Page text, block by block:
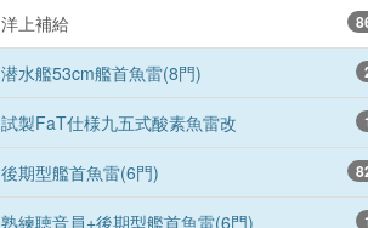
洋上補給
潜水艦53cm艦首魚雷(8門)
試製FaT仕様九五式酸素魚雷改
後期型艦首魚雷(6門)
熟練聴音員+後期型艦首魚雷(6門)